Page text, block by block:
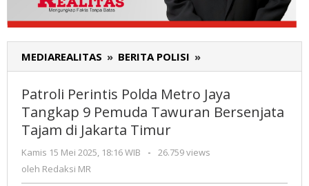
MEDIAREALITAS » BERITA POLISI »
Perintis
Polda
Metro
Jaya
9
Patroli Perintis Polda Metro Jaya
Tangkap 9 Pemuda Tawuran Bersenjata
Tajam di Jakarta Timur
Kamis 15 Mei 2025, 18:16 WIB
oleh
-
26.759 views
oleh Redaksi MR